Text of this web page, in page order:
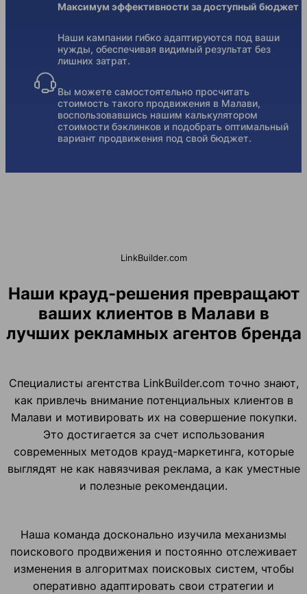
Максимум эффективности за доступный бюджет
Наши кампании гибко адаптируются под ваши
нужды, обеспечивая видимый результат без
лишних затрат.
Вы можете самостоятельно просчитать
стоимость такого продвижения в Малави,
воспользовавшись нашим калькулятором
стоимости бэклинков и подобрать оптимальный
вариант продвижения под свой бюджет.
LinkBuilder.com
Наши крауд-решения превращают
ваших клиентов в Малави в
лучших рекламных агентов бренда
Специалисты агентства LinkBuilder.com точно знают,
как привлечь внимание потенциальных клиентов в
Малави и мотивировать их на совершение покупки.
Это достигается за счет использования
современных методов крауд-маркетинга, которые
выглядят не как навязчивая реклама, а как уместные
и полезные рекомендации.
Наша команда досконально изучила механизмы
поискового продвижения и постоянно отслеживает
изменения в алгоритмах поисковых систем, чтобы
оперативно адаптировать свои стратегии и